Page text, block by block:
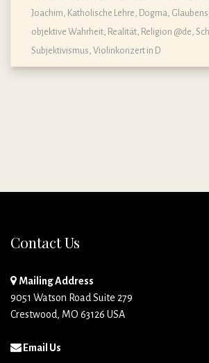
Joachim Katholische Lehre, Dogma,
objektive Wahrheit Realität Religion @de
Subjektivismus Violinkonzert in D
Contact Us
Mailing Address
9051 Watson Road Suite 279
Crestwood, MO 63126 USA
Email Us